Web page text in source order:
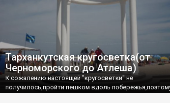
Тарханкутская кругосветка(от
Черноморского до Атлеша)
К сожалению настоящей "кругосветки" не
получилось,пройти пешком вдоль